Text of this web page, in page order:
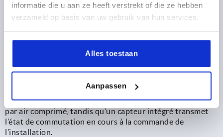
informatie die u aan ze heeft verstrekt of die ze hebben
verzameld op basis van uw gebruik van hun services.
Alles toestaan
Aanpassen
VOICI COMMENT ÇA MARCHE
Outre les solutions mécaniques REMOTE, KIPP propose
également desdoigts d’indexage pneumatiques avec
situations où une commande manuelle n’est pas possible
ou n’est pas souhaitée. Le doigt d’indexage est actionné
par air comprimé, tandis qu’un capteur intégré transmet
l’état de commutation en cours à la commande de
l’installation.